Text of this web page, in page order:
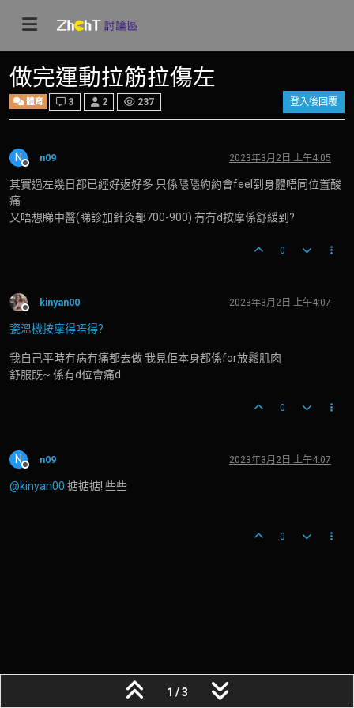
做完運動拉筋拉傷左
體育 3 2 237 登入後回覆
N
離線
n09 2023年3月2日 上午4:05
其實過左幾日都已經好返好多 只係隱隱約約會feel到身體唔同位置酸
痛
又唔想睇中醫(睇診加針灸都700-900) 有冇d按摩係舒緩到?
0
離線
kinyan00 2023年3月2日 上午4:07
瓷溫機按摩得唔得?
我自己平時冇病冇痛都去做 我見佢本身都係for放鬆肌肉
舒服既~ 係有d位會痛d
0
N
離線
n09 2023年3月2日 上午4:07
@kinyan00 掂掂掂! 些些
0
1 / 3